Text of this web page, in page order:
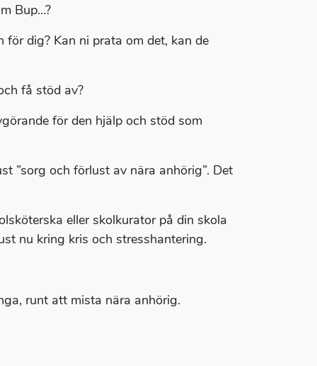
Bup…?
dig? Kan ni prata om det, kan de
få stöd av?
för den hjälp och stöd som
”sorg och förlust av nära anhörig”. Det
eller skolkurator på din skola
nu kring kris och stresshantering.
runt att mista nära anhörig.